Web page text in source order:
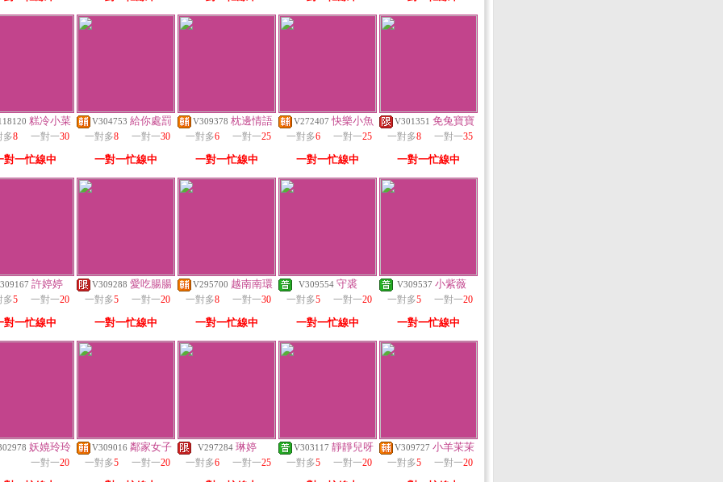
糕冷小菜
多8 一對一30
對一忙線中
V304753 給你處罰
一對多8 一對一30
一對一忙線中
V309378 枕邊情語
一對多6 一對一25
一對一忙線中
V272407 快樂小魚
一對多6 一對一25
一對一忙線中
V301351 免兔寶寶
一對多8 一對一35
一對一忙線中
許婷婷
多5 一對一20
對一忙線中
V309288 愛吃腸腸
一對多5 一對一20
一對一忙線中
V295700 越南南環
一對多8 一對一30
一對一忙線中
V309554 守裘
一對多5 一對一20
一對一忙線中
V309537 小紫薇
一對多5 一對一20
一對一忙線中
妖嬈玲玲
一對一20
V309016 鄰家女子
一對多5 一對一20
V297284 琳婷
一對多6 一對一25
V303117 靜靜兒呀
一對多5 一對一20
V309727 小羊茉茉
一對多5 一對一20